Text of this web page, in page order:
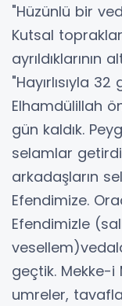
"Hüzünlü bir
Kutsal
ayrıldıklarının
"Hayırlısıyla
Elhamdülillah
gün kaldık.
selamlar
arkadaşların
Efendimize.
Efendimizle
geçtik. Mekke-i
umreler,